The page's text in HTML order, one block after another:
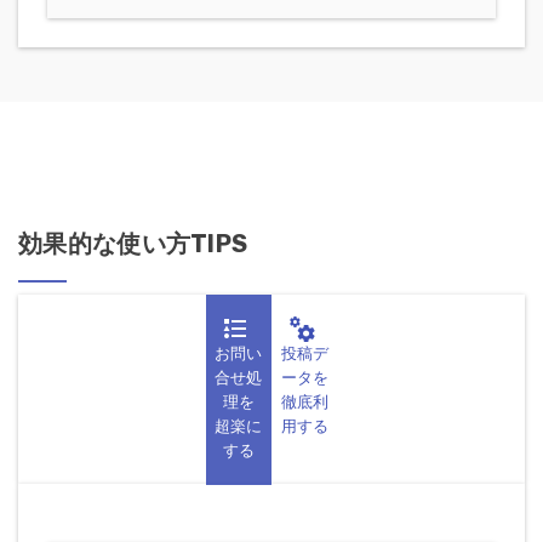
効果的な使い方TIPS
お問い
合せ処
理を
超楽に
する
投稿デ
ータを
徹底利
用する